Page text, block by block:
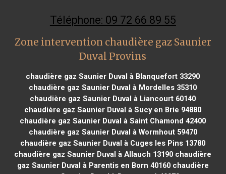
Téléphone: 09 72 66 89 55
Zone intervention chaudière gaz Saunier
Duval Provins
chaudière gaz Saunier Duval à Blanquefort 33290
chaudière gaz Saunier Duval à Mordelles 35310
chaudière gaz Saunier Duval à Liancourt 60140
chaudière gaz Saunier Duval à Sucy en Brie 94880
chaudière gaz Saunier Duval à Saint Chamond 42400
chaudière gaz Saunier Duval à Wormhout 59470
chaudière gaz Saunier Duval à Cuges les Pins 13780
chaudière gaz Saunier Duval à Allauch 13190 chaudière
gaz Saunier Duval à Parentis en Born 40160chaudière